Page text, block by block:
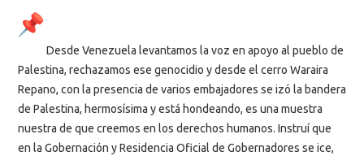
Desde Venezuela levantamos la voz en apoyo al pueblo de
Palestina, rechazamos ese genocidio y desde el cerro Waraira
Repano, con la presencia de varios embajadores se izó la bandera
de Palestina, hermosísima y está hondeando, es una muestra
nuestra de que creemos en los derechos humanos. Instruí que
en la Gobernación y Residencia Oficial de Gobernadores se ice,